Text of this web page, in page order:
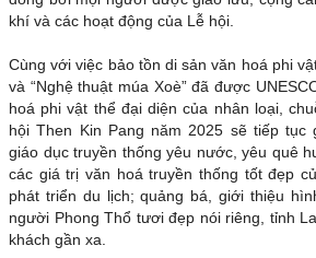
khí và các hoạt động của Lễ hội.
Cùng với việc bảo tồn di sản văn hoá phi
và “Nghệ thuật múa Xoè” đã được
hoá phi vật thể đại diện của nhân loại,
hội Then Kin Pang năm 2025 sẽ tiếp tục
giáo dục truyền thống yêu nước, yêu quê
các giá trị văn hoá truyền thống tốt đẹp
phát triển du lịch; quảng bá, giới thiệu
người Phong Thổ tươi đẹp nói riêng, tỉnh
khách gần xa.